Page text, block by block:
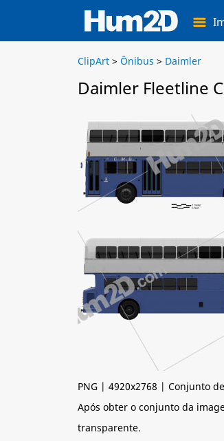
ClipArt > Ônibus > Daimler
Daimler Fleetline
PNG | 4920x2768 | Conjunto
Após obter o conjunto da
transparente.